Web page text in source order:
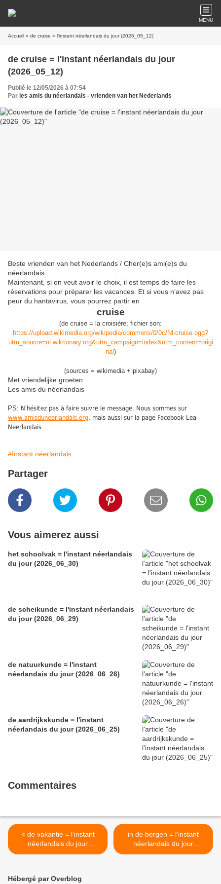
MENU
Accueil » de cruise = l'instant néerlandais du jour (2026_05_12)
de cruise = l'instant néerlandais du jour
(2026_05_12)
Publié le 12/05/2026 à 07:54
Par les amis du néerlandais - vrienden van het Nederlands
Beste vrienden van het Nederlands / Cher(e)s ami(e)s du
néerlandais
Maintenant, si on veut avoir le choix, il est temps de faire les
réservations pour préparer les vacances. Et si vous n’avez pas
peur du hantavirus, vous pourrez partir en
cruise
(de cruise = la croisière; fichier son:
https://upload.wikimedia.org/wikipedia/commons/0/0c/Nl-cruise.ogg?
utm_source=nl.wiktionary.org&utm_campaign=index&utm_content=origi
nal)
(sources = wikimedia + pixabay)
Met vriendelijke groeten
Les amis du néerlandais
PS: N'hésitez pas à faire suivre le message. Nous sommes sur
www.amisduneerlandais.org, mais aussi sur la page Facebook Lea
Neerlandais
#Instant néerlandais
Partager
Vous aimerez aussi
het schoolvak = l'instant néerlandais
du jour (2026_06_30)
de scheikunde = l'instant néerlandais
du jour (2026_06_29)
de natuurkunde = l'instant
néerlandais du jour (2026_06_26)
de aardrijkskunde = l'instant
néerlandais du jour (2026_06_25)
Commentaires
< de vakantie = l'instant
néerlandais du jour
(2026_05_11)
in de bergen = l'instant
néerlandais du jour
(2026_05_13) >
Hébergé par Overblog